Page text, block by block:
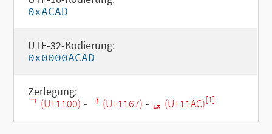
0xACAD
UTF-32-Kodierung:
0x0000ACAD
Zerlegung:
ᄀ (U+1100) - ᅧ (U+1167) - ᆬ (U+11AC)[1]